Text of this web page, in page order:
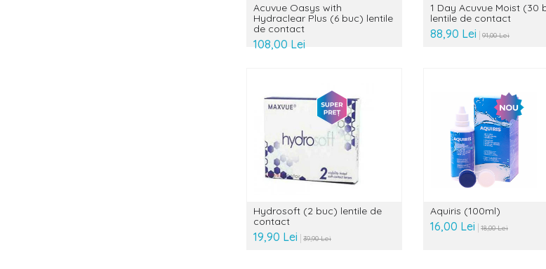
Acuvue Oasys with
Hydraclear Plus (6 buc) lentile
de contact
108,00 Lei
1 Day Acuvue Moist (30
lentile de contact
88,90 Lei 91,00 Lei
Hydrosoft (2 buc) lentile de
contact
19,90 Lei 39,90 Lei
Aquiris (100ml)
16,00 Lei 18,00 Lei